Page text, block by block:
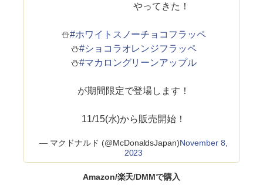
やってきた！
⛄#ホワイトスノーチョコフラッペ
⛄#ショコラオレンジフラッペ
⛄️#マカロングリーンアップル
が期間限定で登場します！
11/15(水)から販売開始！
— マクドナルド (@McDonaldsJapan)November 8,
2023
Amazon/楽天/DMMで購入